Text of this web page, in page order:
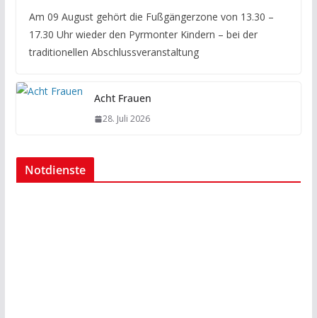
Am 09 August gehört die Fußgängerzone von 13.30 –
17.30 Uhr wieder den Pyrmonter Kindern – bei der
traditionellen Abschlussveranstaltung
Acht Frauen
28. Juli 2026
Notdienste